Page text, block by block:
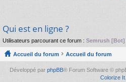
Qui est en ligne ?
Utilisateurs parcourant ce forum : Semrush [Bot]
Accueil du forum Accueil du forum
Développé par phpBB® Forum Software ©
Colorize It